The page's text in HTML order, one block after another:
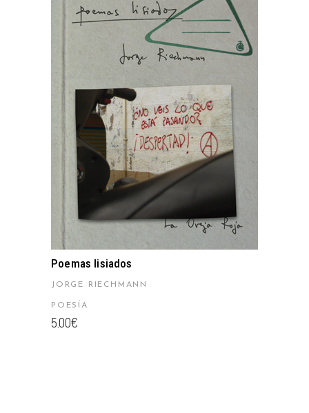
AÑADIR AL CARRITO
Poemas lisiados
JORGE RIECHMANN
POESÍA
5.00€